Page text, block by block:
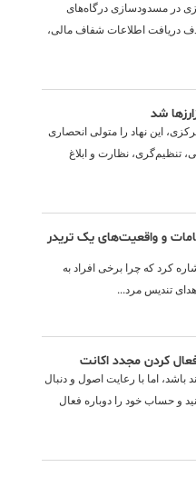
در مسدودسازی درگاه‌های
دریافت اطلاعات شفاف مالی،
شد
این نهاد را متولی انحصاری
تنظیم‌گری، نظارت و ابلاغ
و واقعیت‌های یک تریدر
کرد که چرا برخی افراد به
تندیس مرد...
کردن مجدد اکانت
اما با رعایت اصول و دنبال
و حساب خود را دوباره فعال